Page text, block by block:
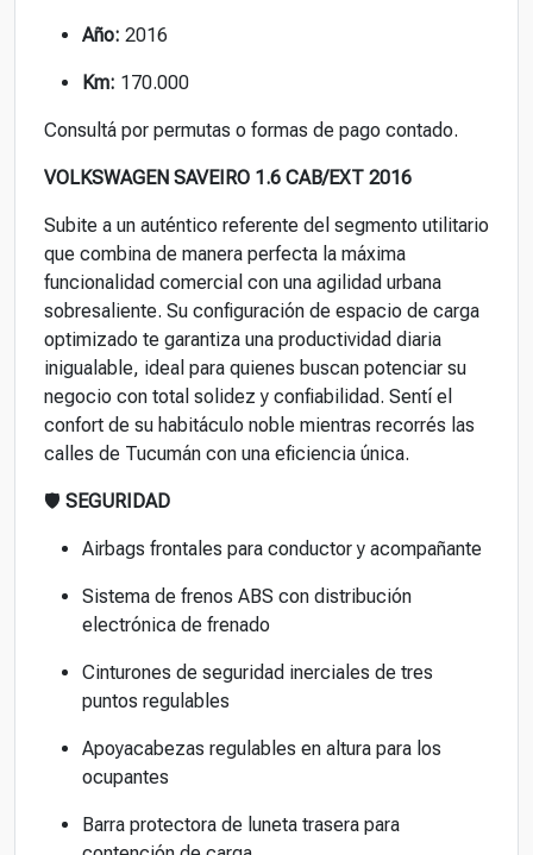
Año: 2016
Km: 170.000
Consultá por permutas o formas de pago contado.
VOLKSWAGEN SAVEIRO 1.6 CAB/EXT 2016
Subite a un auténtico referente del segmento utilitario
que combina de manera perfecta la máxima
funcionalidad comercial con una agilidad urbana
sobresaliente. Su configuración de espacio de carga
optimizado te garantiza una productividad diaria
inigualable, ideal para quienes buscan potenciar su
negocio con total solidez y confiabilidad. Sentí el
confort de su habitáculo noble mientras recorrés las
calles de Tucumán con una eficiencia única.
🛡️ SEGURIDAD
Airbags frontales para conductor y acompañante
Sistema de frenos ABS con distribución
electrónica de frenado
Cinturones de seguridad inerciales de tres
puntos regulables
Apoyacabezas regulables en altura para los
ocupantes
Barra protectora de luneta trasera para